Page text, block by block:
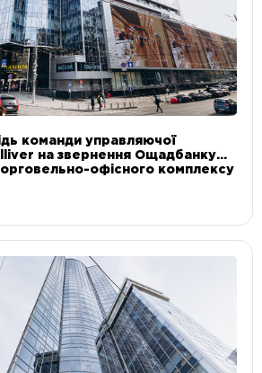
команди управляючої
на звернення Ощадбанку
офісного комплексу